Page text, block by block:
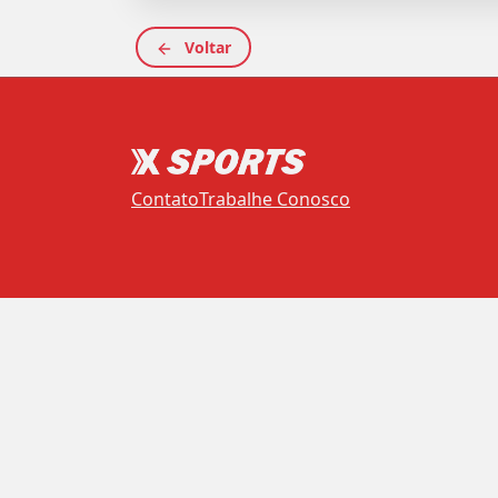
Voltar
ContatoTrabalhe Conosco